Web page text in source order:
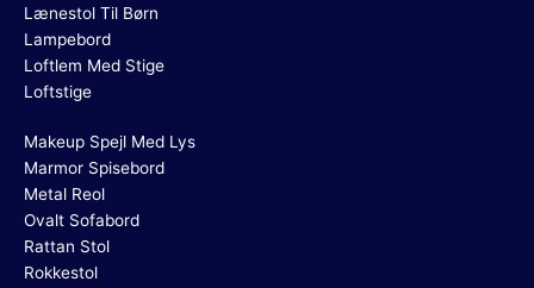
Lænestol Til Børn
Lampebord
Loftlem Med Stige
Loftstige
Makeup Spejl Med Lys
Marmor Spisebord
Metal Reol
Ovalt Sofabord
Rattan Stol
Rokkestol